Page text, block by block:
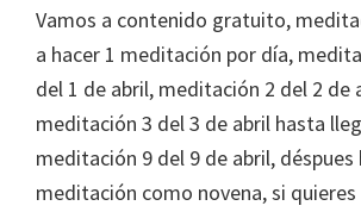
Vamos a contenido gratuito,
a hacer 1 meditación por día,
del 1 de abril, meditación 2 del 2 de
meditación 3 del 3 de abril hasta
meditación 9 del 9 de abril, déspues
meditación como novena, si